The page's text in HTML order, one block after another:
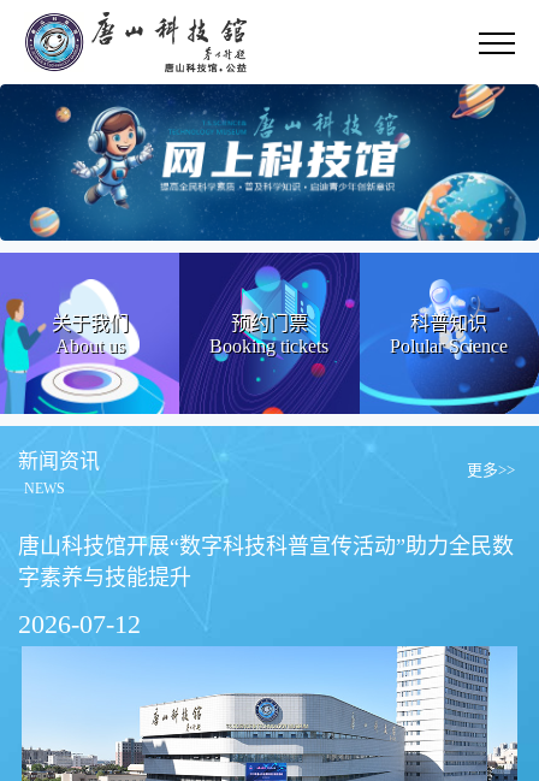
关于我们
About us
预约门票
Booking tickets
科普知识
Polular Science
新闻资讯
NEWS
更多>>
唐山科技馆开展“数字科技科普宣传活动”助力全民数
字素养与技能提升
2026-07-12